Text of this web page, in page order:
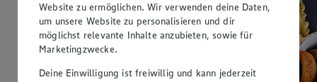
Website zu ermöglichen. Wir verwenden deine Daten,
um unsere Website zu personalisieren und dir
möglichst relevante Inhalte anzubieten, sowie für
Marketingzwecke.
Deine Einwilligung ist freiwillig und kann jederzeit